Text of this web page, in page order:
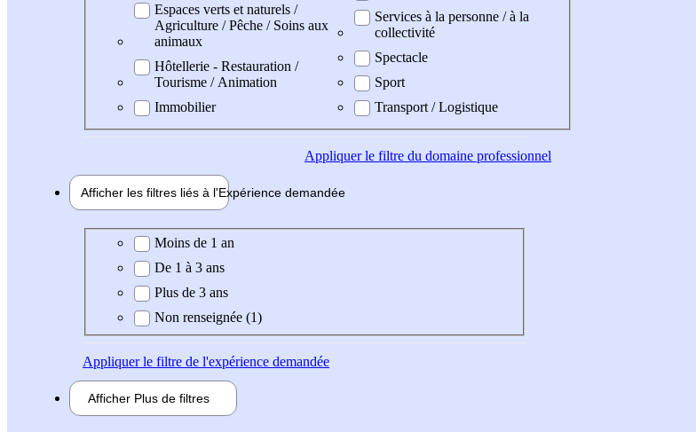
Espaces verts et naturels /
Agriculture / Pêche / Soins aux
animaux
Hôtellerie - Restauration /
Tourisme / Animation
Immobilier
Services à la personne / à la
collectivité
Spectacle
Sport
Transport / Logistique
Appliquerle filtre du domaine professionnel
Afficher les filtres liés à l'Expérience demandée
Expérience demandée
Moins de 1 an
De 1 à 3 ans
Plus de 3 ans
Non renseignée (1)
Appliquerle filtre de l'expérience demandée
Afficher Plus de filtres